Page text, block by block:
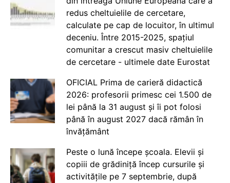
redus cheltuielile de cercetare,
calculate pe cap de locuitor, în ultimul
deceniu. Între 2015-2025, spațiul
comunitar a crescut masiv cheltuielile
de cercetare - ultimele date Eurostat
OFICIAL Prima de carieră didactică
2026: profesorii primesc cei 1.500 de
lei până la 31 august și îi pot folosi
până în august 2027 dacă rămân în
învățământ
Peste o lună începe școala. Elevii și
copiii de grădiniță încep cursurile și
activitățile pe 7 septembrie, după